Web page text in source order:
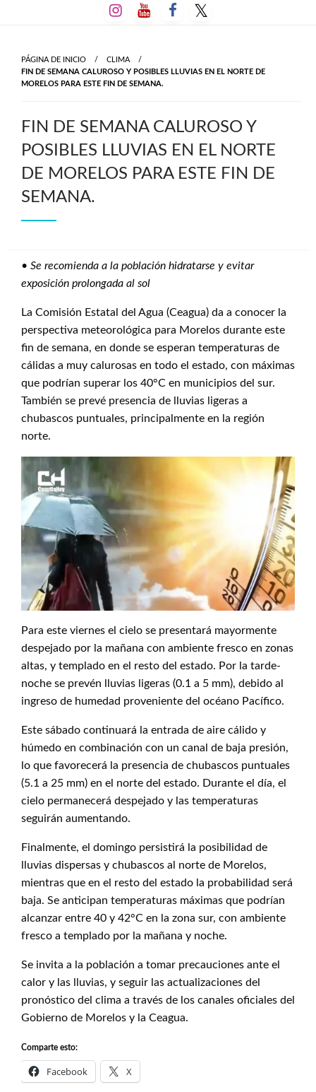
al
PÁGINA DE INICIO
CLIMA
FIN DE SEMANA CALUROSO Y POSIBLES LLUVIAS EN EL NORTE DE
MORELOS PARA ESTE FIN DE SEMANA.
FIN DE SEMANA CALUROSO Y
POSIBLES LLUVIAS EN EL NORTE
DE MORELOS PARA ESTE FIN DE
SEMANA.
• Se recomienda a la población hidratarse y evitar
exposición prolongada al sol
La Comisión Estatal del Agua (Ceagua) da a conocer la
perspectiva meteorológica para Morelos durante este
fin de semana, en donde se esperan temperaturas de
cálidas a muy calurosas en todo el estado, con máximas
que podrían superar los 40°C en municipios del sur.
También se prevé presencia de lluvias ligeras a
chubascos puntuales, principalmente en la región
norte.
Para este viernes el cielo se presentará mayormente
despejado por la mañana con ambiente fresco en zonas
altas, y templado en el resto del estado. Por la tarde-
noche se prevén lluvias ligeras (0.1 a 5 mm), debido al
ingreso de humedad proveniente del océano Pacífico.
Este sábado continuará la entrada de aire cálido y
húmedo en combinación con un canal de baja presión,
lo que favorecerá la presencia de chubascos puntuales
(5.1 a 25 mm) en el norte del estado. Durante el día, el
cielo permanecerá despejado y las temperaturas
seguirán aumentando.
Finalmente, el domingo persistirá la posibilidad de
lluvias dispersas y chubascos al norte de Morelos,
mientras que en el resto del estado la probabilidad será
baja. Se anticipan temperaturas máximas que podrían
alcanzar entre 40 y 42°C en la zona sur, con ambiente
fresco a templado por la mañana y noche.
Se invita a la población a tomar precauciones ante el
calor y las lluvias, y seguir las actualizaciones del
pronóstico del clima a través de los canales oficiales del
Gobierno de Morelos y la Ceagua.
Comparte esto:
Facebook X